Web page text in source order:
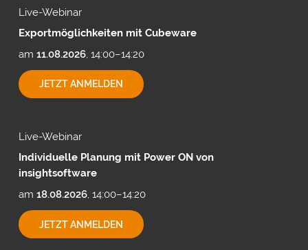
Live-Webinar
Exportmöglichkeiten mit Cubeware
am 11.08.2026, 14:00–14:20
JETZT ANMELDENEXPORTMÖGLICHKEITEN
MIT
Live-Webinar
Individuelle Planung mit Power ON von
insightsoftware
am 18.08.2026, 14:00–14:20
JETZT ANMELDENINDIVIDUELLE
PLANUNG